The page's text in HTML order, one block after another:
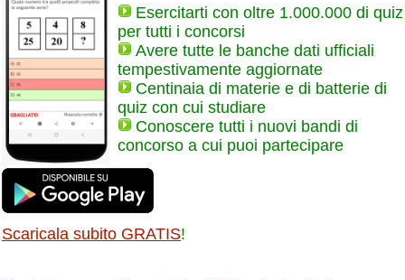
Esercitarti con oltre 1.000.000 di quiz
per tutti i concorsi
Avere tutte le banche dati ufficiali
tempestivamente aggiornate
Centinaia di materie e di batterie di
quiz con cui studiare
Conoscere tutti i nuovi bandi di
concorso a cui puoi partecipare
Scaricala subito GRATIS!